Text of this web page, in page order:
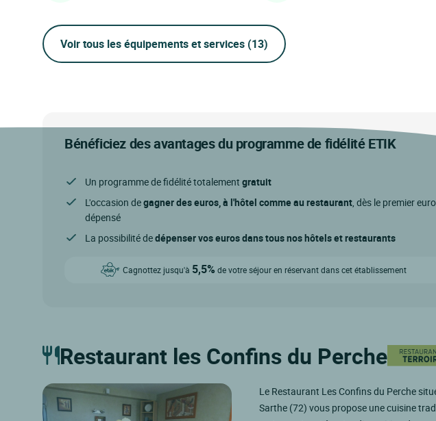
Voir tous les équipements et services (13)
Bénéficiez des avantages du programme de fidélité ETIK
Un programme de fidélité totalement gratuit
L'occasion degagner des euros, à l'hôtel comme au restaurant , dès le premier euro
dépensé
La possibilité dedépenser vos euros dans tous nos hôtels et restaurants
Cagnottez jusqu'à 5,5% de votre séjour en réservant dans cet établissement
Restaurant les Confins du Perche
Le Restaurant Les Confins du Perche
Sarthe (72) vous propose une cuisine